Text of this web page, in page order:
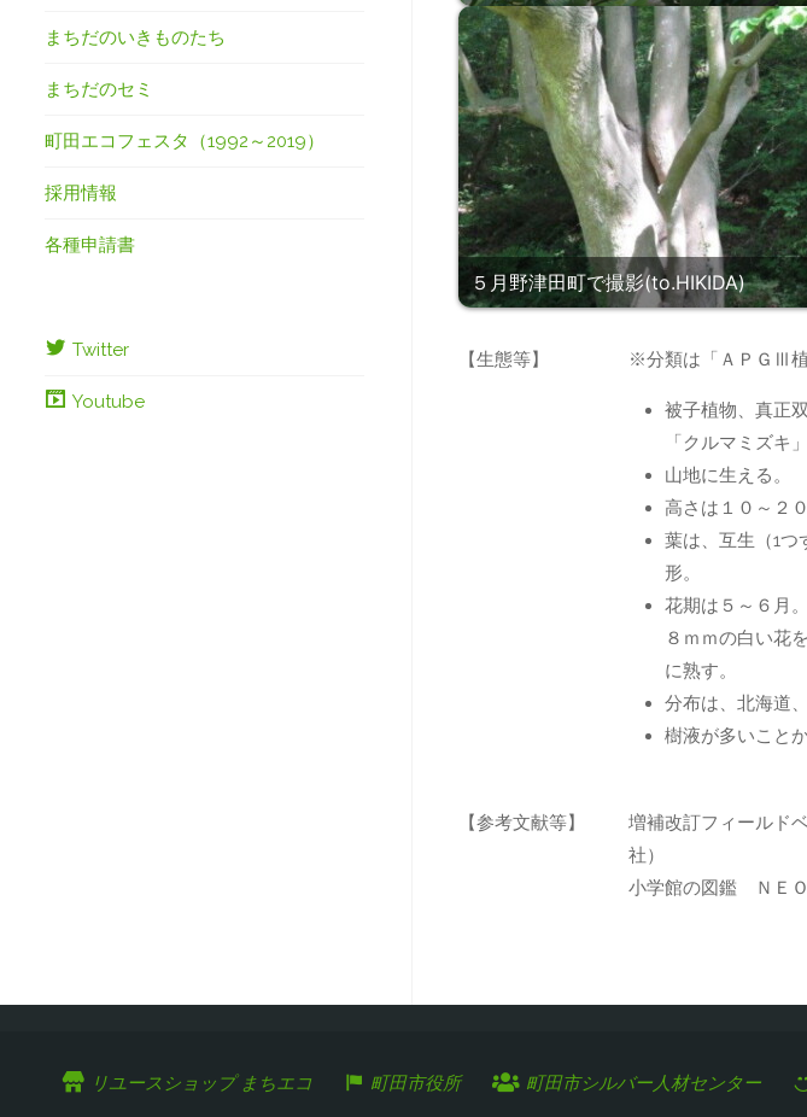
５月野津田町で撮影(to.HIKIDA)
【生態等】 ※分類は「ＡＰＧⅢ植
被子植物、真正
「クルマミズキ」
山地に生える。
高さは１０～２０
葉は、互生（1つ
形。
花期は５～６月
８ｍｍの白い花
に熟す。
分布は、北海道
樹液が多いこと
【参考文献等】
増補改訂フィールド
社）
小学館の図鑑 ＮＥ
まちだのいきものたち
まちだのセミ
町田エコフェスタ（1992～2019）
採用情報
各種申請書
Twitter
Youtube
リユースショップ まちエコ 町田市役所 町田市シルバー人材センター